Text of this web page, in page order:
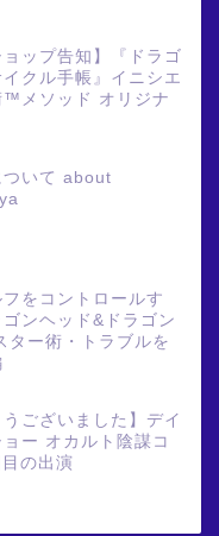
ョップ告知】『ドラゴ
クル手帳』イニシエ
™メソッド オリジナ
ついて about
フをコントロールす
ンヘッド&ドラゴン
ター術・トラブルを
うございました】デイ
ー オカルト陰謀コ
の出演